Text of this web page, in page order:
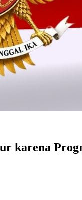
karena